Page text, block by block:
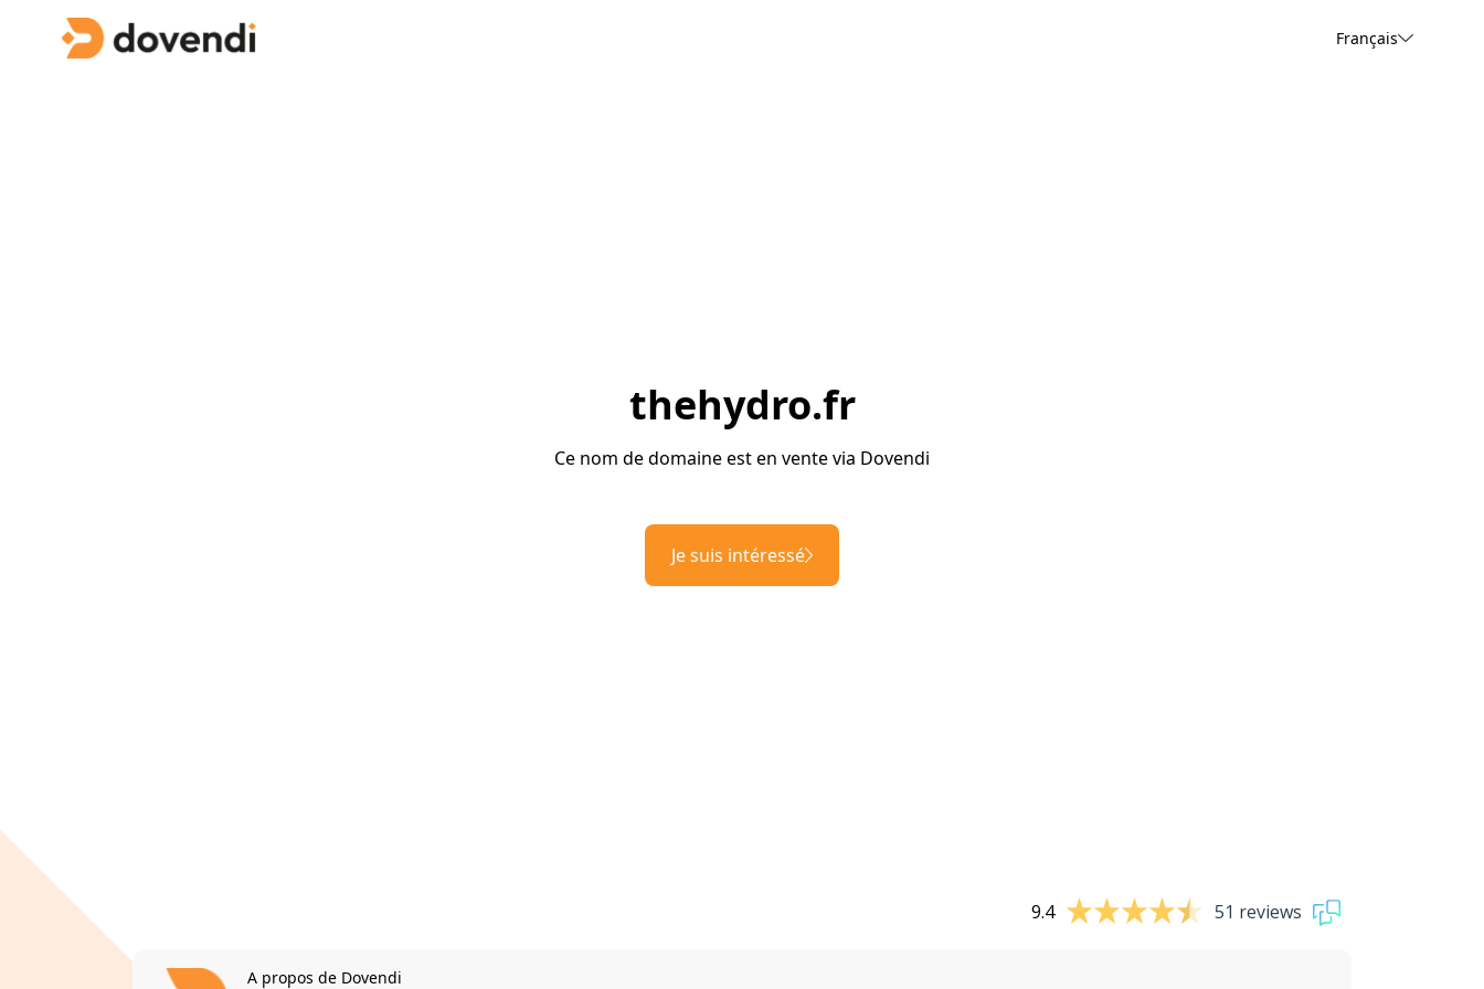
Français
thehydro.fr
Ce nom de domaine est en vente via Dovendi
Je suis intéressé
9.4 51 reviews
A propos de Dovendi